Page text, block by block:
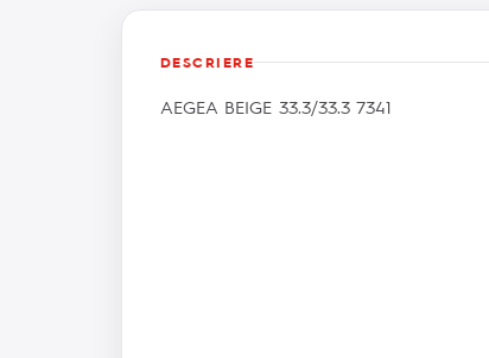
DESCRIERE
AEGEA BEIGE 33.3/33.3 7341